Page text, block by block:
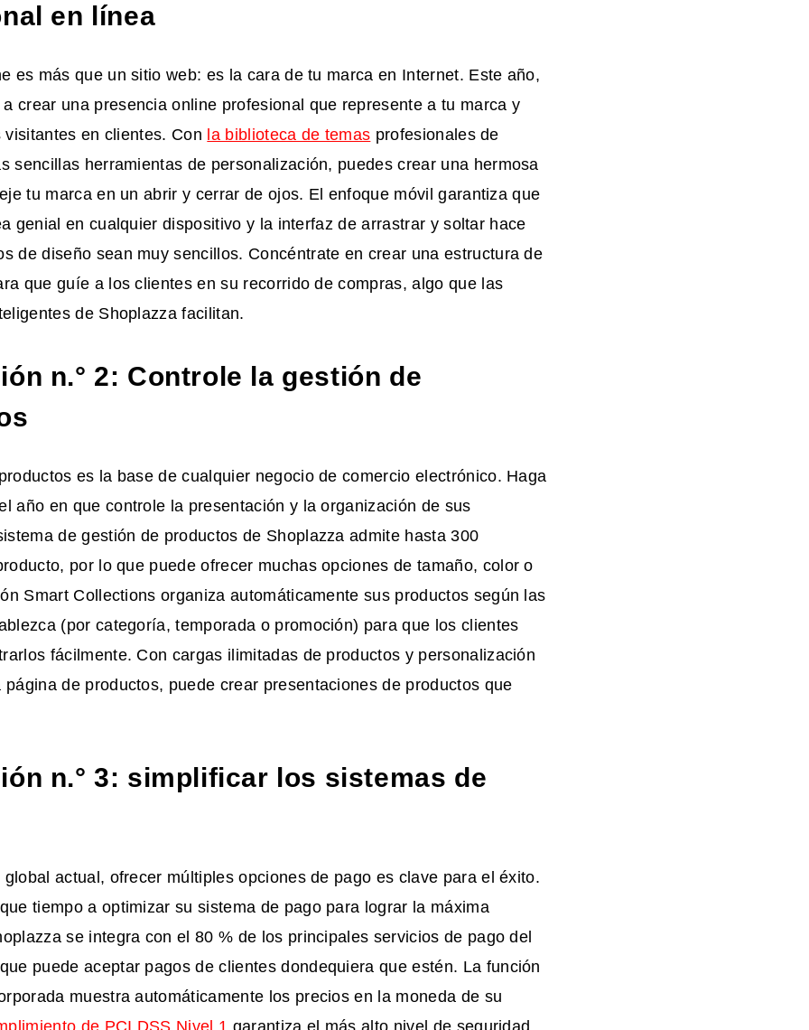
en línea
es más que un sitio web: es la cara de tu marca en Internet. Este año,
crear una presencia online profesional que represente a tu marca y
en clientes. Con la biblioteca de temas profesionales de
sencillas herramientas de personalización, puedes crear una hermosa
tu marca en un abrir y cerrar de ojos. El enfoque móvil garantiza que
genial en cualquier dispositivo y la interfaz de arrastrar y soltar hace
de diseño sean muy sencillos. Concéntrate en crear una estructura de
que guíe a los clientes en su recorrido de compras, algo que las
de Shoplazza facilitan.
n.° 2: Controle la gestión de
es la base de cualquier negocio de comercio electrónico. Haga
año en que controle la presentación y la organización de sus
de gestión de productos de Shoplazza admite hasta 300
por lo que puede ofrecer muchas opciones de tamaño, color o
Smart Collections organiza automáticamente sus productos según las
(por categoría, temporada o promoción) para que los clientes
fácilmente. Con cargas ilimitadas de productos y personalización
página de productos, puede crear presentaciones de productos que
n.° 3: simplificar los sistemas de
global actual, ofrecer múltiples opciones de pago es clave para el éxito.
tiempo a optimizar su sistema de pago para lograr la máxima
se integra con el 80 % de los principales servicios de pago del
puede aceptar pagos de clientes dondequiera que estén. La función
muestra automáticamente los precios en la moneda de su